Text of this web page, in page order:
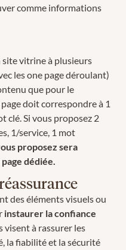
comme informations
site vitrine à plusieurs
les one page déroulant)
que pour le
doit correspondre à 1
clé. Si vous proposez 2
1/service, 1 mot
proposez sera
dédiée.
des éléments visuels ou
instaurer la confiance
visent à rassurer les
la fiabilité et la sécurité